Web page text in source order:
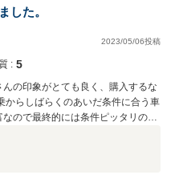
お願い致します。
した。
2023/05/06投稿
: 5
の印象がとても良く、購入するな
からしばらくのあいだ条件に合う車
ので最終的には条件ピッタリの車
の知識が豊富な方で安心して話を進
いたします。